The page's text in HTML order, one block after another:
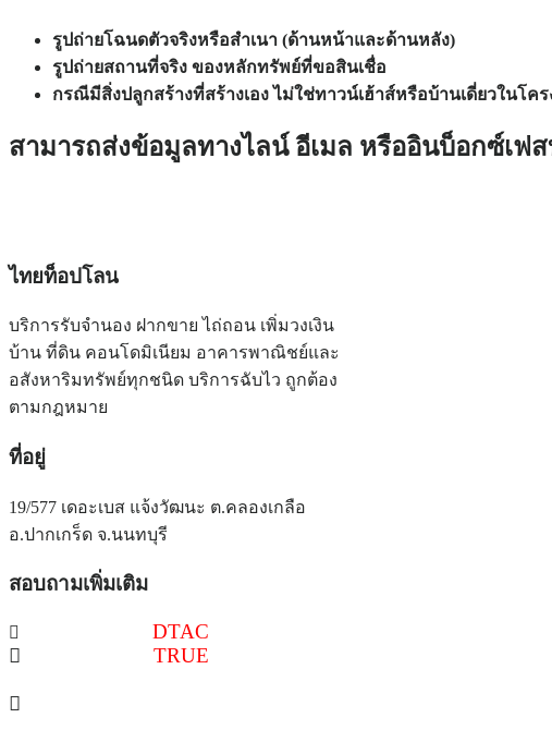
รูปถ่ายโฉนดตัวจริงหรือสำเนา (ด้านหน้าและด้านหลัง)
รูปถ่ายสถานที่จริง ของหลักทรัพย์ที่ขอสินเชื่อ
กรณีมีสิ่งปลูกสร้างที่สร้างเอง ไม่ใช่ทาวน์เฮ้าส์หรือบ้านเดี่ยวในโ
สามารถส่งข้อมูลทางไลน์ อีเมล หรืออินบ็อกซ์เฟ
ไทยท็อปโลน
บริการรับจำนอง ฝากขาย ไถ่ถอน เพิ่มวงเงิน
บ้าน ที่ดิน คอนโดมิเนียม อาคารพาณิชย์และ
อสังหาริมทรัพย์ทุกชนิด บริการฉับไว ถูกต้อง
ตามกฎหมาย
ที่อยู่
19/577 เดอะเบส แจ้งวัฒนะ ต.คลองเกลือ
อ.ปากเกร็ด จ.นนทบุรี
สอบถามเพิ่มเติม
DTAC
TRUE